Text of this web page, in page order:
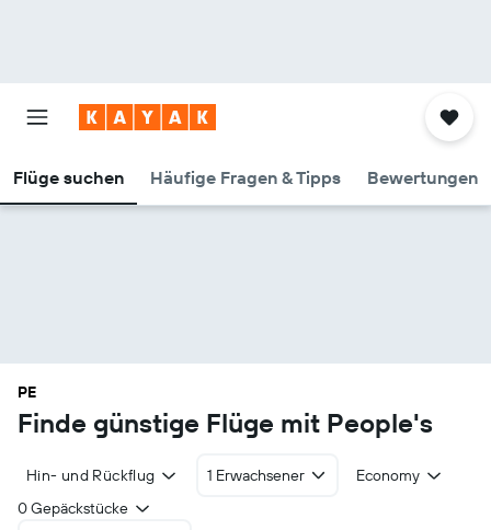
Flüge suchen Häufige Fragen & Tipps Bewertungen
PE
Finde günstige Flüge mit People's
Hin- und Rückflug 1 Erwachsener
Economy
0 Gepäckstücke